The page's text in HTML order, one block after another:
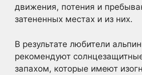
движения, потения и
затененных местах и из них.
В результате любители
рекомендуют
запахом, которые имеют